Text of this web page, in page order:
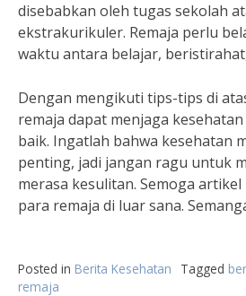
disebabkan oleh tugas sekolah
ekstrakurikuler. Remaja perlu
waktu antara belajar,
Dengan mengikuti tips-tips di
remaja dapat menjaga
baik. Ingatlah bahwa kesehatan
penting, jadi jangan ragu untuk
merasa kesulitan. Semoga
para remaja di luar sana.
Posted in Berita Kesehatan Tagged
remaja